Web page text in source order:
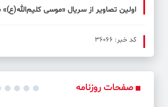
اولین تصاویر از سریال «موسی کلیم‌الله(ع)»
کد خبر: 36066
فقط عشق به مردم من را روی صحنه نگه
صفحات روزنامه